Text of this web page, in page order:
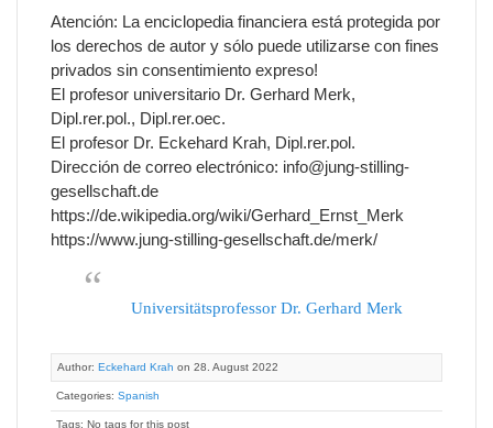
Atención: La enciclopedia financiera está protegida por
los derechos de autor y sólo puede utilizarse con fines
privados sin consentimiento expreso!
El profesor universitario Dr. Gerhard Merk,
Dipl.rer.pol., Dipl.rer.oec.
El profesor Dr. Eckehard Krah, Dipl.rer.pol.
Dirección de correo electrónico: info@jung-stilling-
gesellschaft.de
https://de.wikipedia.org/wiki/Gerhard_Ernst_Merk
https://www.jung-stilling-gesellschaft.de/merk/
Universitätsprofessor Dr. Gerhard Merk
Author: Eckehard Krah on 28. August 2022
Categories: Spanish
Tags: No tags for this post